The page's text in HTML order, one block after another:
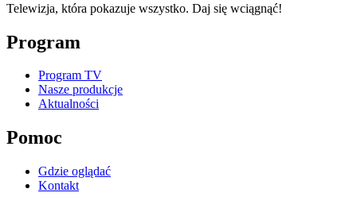
Telewizja, która pokazuje wszystko. Daj się wciągnąć!
Program
Program TV
Nasze produkcje
Aktualności
Pomoc
Gdzie oglądać
Kontakt